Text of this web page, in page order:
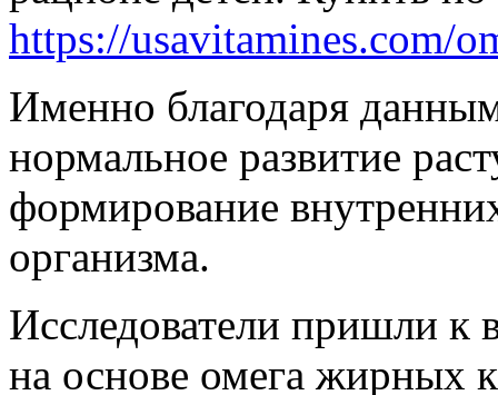
https://usavitamines.com/
Именно благодаря
нормальное развитие
формирование
организма.
Исследователи пришли
на основе омега жирных